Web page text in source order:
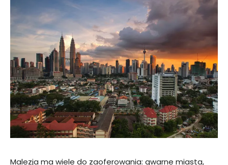
Malezja ma wiele do zaoferowania: gwarne miasta,